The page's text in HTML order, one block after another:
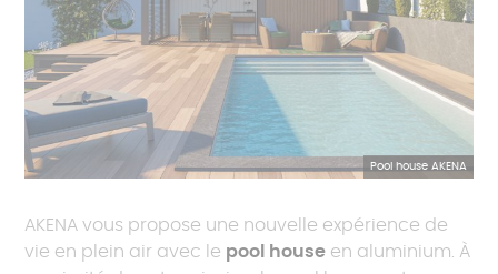
Pool house AKENA
AKENA vous propose une nouvelle expérience de
vie en plein air avec le pool house en aluminium. À